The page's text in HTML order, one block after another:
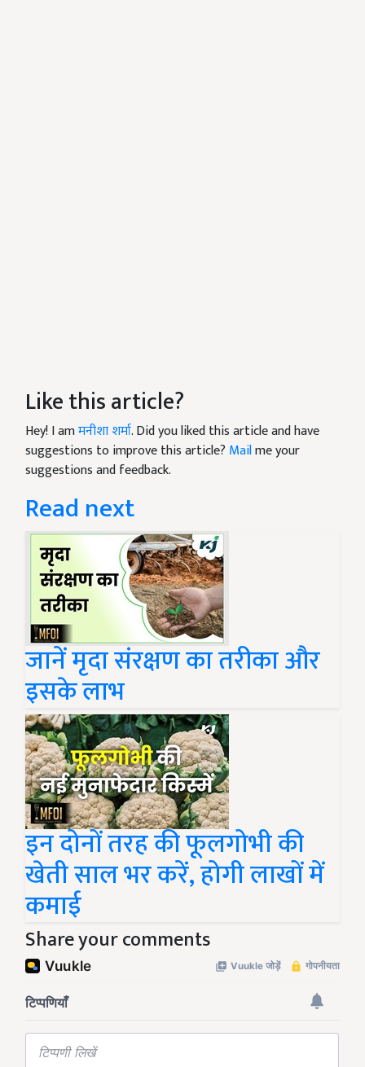
Like this article?
Hey! I amमनीशा शर्मा. Did you liked this article and have
suggestions to improve this article? Mailme your
suggestions and feedback.
Read next
जानें मृदा संरक्षण का तरीका और
इसके लाभ
इन दोनों तरह की फूलगोभी की
खेती साल भर करें, होगी लाखों में
कमाई
Share your comments